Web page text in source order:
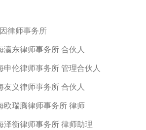
律师事务所
瀛东律师事务所 合伙人
申伦律师事务所 管理合伙人
友义律师事务所 合伙人
欧瑞腾律师事务所 律师
泽衡律师事务所 律师助理